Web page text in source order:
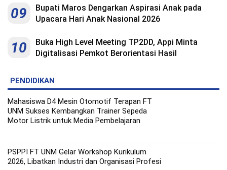
09
Bupati Maros Dengarkan Aspirasi Anak pada
Upacara Hari Anak Nasional 2026
10
Buka High Level Meeting TP2DD, Appi Minta
Digitalisasi Pemkot Berorientasi Hasil
PENDIDIKAN
Mahasiswa D4 Mesin Otomotif Terapan FT
UNM Sukses Kembangkan Trainer Sepeda
Motor Listrik untuk Media Pembelajaran
PSPPI FT UNM Gelar Workshop Kurikulum
2026, Libatkan Industri dan Organisasi Profesi